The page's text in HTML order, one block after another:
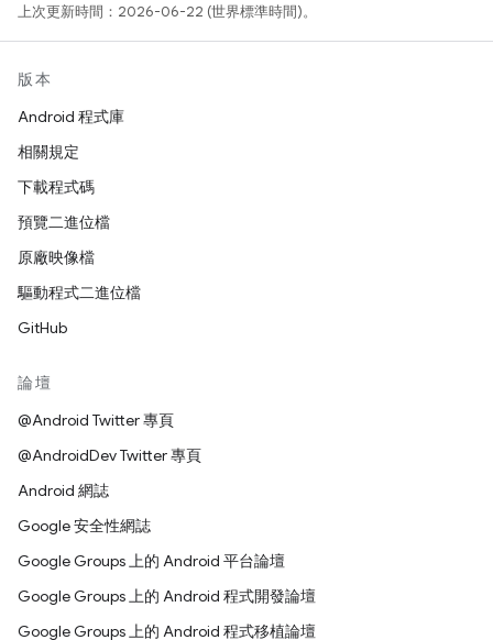
上次更新時間：2026-06-22 (世界標準時間)。
版本
Android 程式庫
相關規定
下載程式碼
預覽二進位檔
原廠映像檔
驅動程式二進位檔
GitHub
論壇
@Android Twitter 專頁
@AndroidDev Twitter 專頁
Android 網誌
Google 安全性網誌
Google Groups 上的 Android 平台論壇
Google Groups 上的 Android 程式開發論壇
Google Groups 上的 Android 程式移植論壇